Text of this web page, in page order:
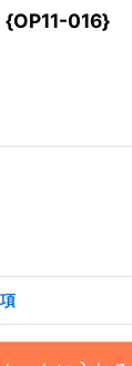
{OP11-016}